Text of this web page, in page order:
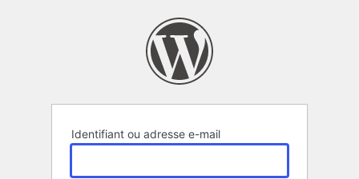
Identifiant ou adresse e-mail